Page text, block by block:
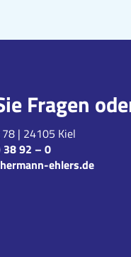
Fragen
| 24105 Kiel
38 92 – 0
ehlers.de